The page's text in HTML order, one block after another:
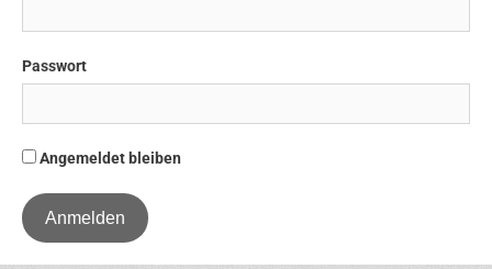
Passwort
Angemeldet bleiben